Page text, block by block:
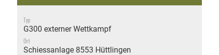
Typ
G300 externer Wettkampf
Ort
Schiessanlage 8553 Hüttlingen